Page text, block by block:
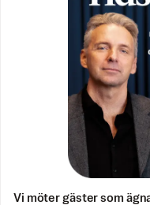
Vi möter gäster som